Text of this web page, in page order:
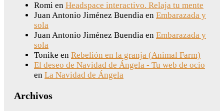
Romi en Headspace interactivo. Relaja tu mente
Juan Antonio Jiménez Buendia en Embarazada y
sola
Juan Antonio Jiménez Buendia en Embarazada y
sola
Tonike en Rebelión en la granja (Animal Farm)
El deseo de Navidad de Ángela - Tu web de ocio
en La Navidad de Ángela
Archivos